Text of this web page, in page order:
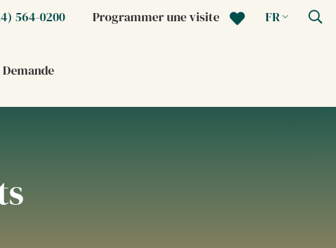
564-0200 Programmer une visite FR